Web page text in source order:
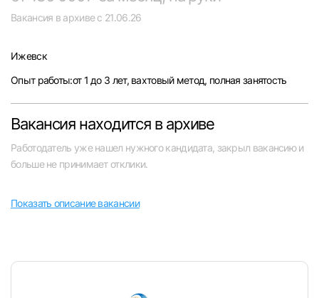
Саратов
Казань
Челябинск
Пермь
Вакансия в архиве с 21.06.26
Ижевск
Опыт работы:от 1 до 3 лет, вахтовый метод, полная занятость
Вакансия находится в архиве
Работодатель уже нашел нужного кандидата, закрыл вакансию и
больше не принимает отклики.
Показать описание вакансии